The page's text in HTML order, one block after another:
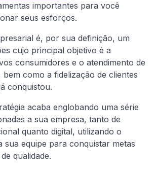
importantes para você
seus esforços.
é, por sua definição, um
cujo principal objetivo é a
consumidores e o atendimento de
bem como a fidelização de clientes
conquistou.
acaba englobando uma série
a sua empresa, tanto de
quanto digital, utilizando o
sua equipe para conquistar metas
qualidade.